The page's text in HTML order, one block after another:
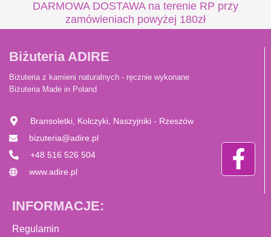
DARMOWA DOSTAWA na terenie RP przy
zamówieniach powyżej 180zł
Biżuteria ADIRE
Biżuteria z kamieni naturalnych - ręcznie wykonane
Biżuteria Made in Poland
Bransoletki, Kolczyki, Naszyjniki - Rzeszów
bizuteria@adire.pl
+48 516 526 504
www.adire.pl
INFORMACJE:
Regulamin